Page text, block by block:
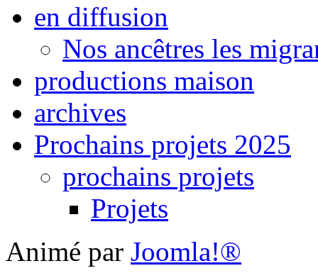
en diffusion
Nos ancêtres les
productions maison
archives
Prochains projets 2025
prochains projets
Projets
Animé par Joomla!®